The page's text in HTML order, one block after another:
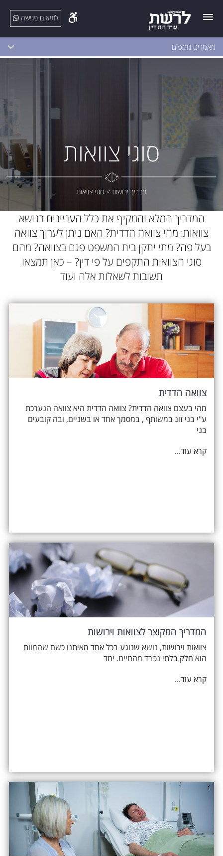
לתיאום פגישה
מאמרים נוספים
סוגי צוואות
מדריך ירושות > סוגי צוואות
המדריך המלא והמקיף את כלל העניינים בנושא
צוואות: מהי צוואה הדדית? האם ניתן לערוך צוואה
בעל פה? מתי יתקן בית המשפט פגם בצוואה? מהם
סוגי הצוואות התקפים על פי דין? – כאן תמצאו
תשובות לשאלות אלה ועוד
צוואה הדדית
מהי בעצם צוואה הדדית? צוואה הדדית היא צוואה הנערכת
ע"י בני זוג במשותף , במסמך אחד או בשניים, ובה קובעים
בני
קרא עוד...
המדריך המקוצר לצוואות וירושות
צוואות וירושות, נושא שנוגע בכל אחד מאיתנו כשם שהמוות
הוא חלק בלתי נפרד מהחיים. יחד
קרא עוד...